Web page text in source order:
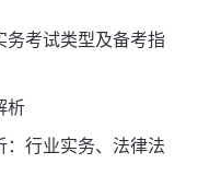
务考试类型及备考指
析
：行业实务、法律法